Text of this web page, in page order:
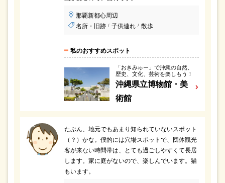
那覇新都心周辺
名所・旧跡 / 子供連れ / 散歩
私のおすすめスポット
「おきみゅー」で沖縄の自然、
歴史、文化、芸術を楽しもう！
沖縄県立博物館・美
術館
たぶん、地元でもあまり知られていないスポット
（？）かな。僕的には穴場スポットで、団体観光
客が来ない時間帯は、とても過ごしやすくて長居
します。家に庭がないので、楽しんでいます。猫
もいます。